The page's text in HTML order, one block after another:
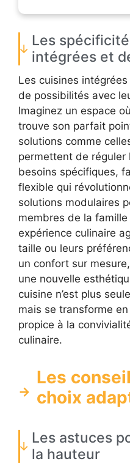
Les
intégrées et
Les cuisines
de possibilités avec
Imaginez un espace
trouve son parfait
solutions comme
permettent de réguler
besoins spécifiques,
flexible qui
solutions modulaires
membres de la famille
expérience culinaire
taille ou leurs
un confort sur
une nouvelle
cuisine n’est plus
mais se transforme
propice à la
culinaire.
Les
choix
Les astuces
la hauteur